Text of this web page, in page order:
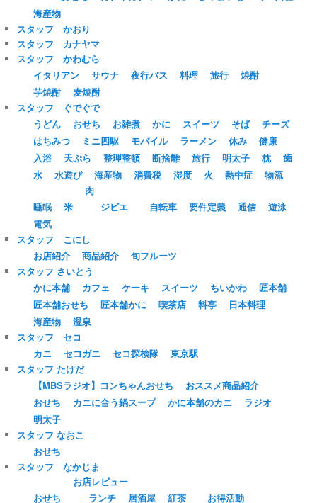
海産物
スタッフ かおり
スタッフ カナヤマ
スタッフ かわむら
イタリアン
サウナ 夜行バス 料理 旅行
焼酎
芋焼酎
麦焼酎
スタッフ ぐでぐで
うどん
おせち お雑煮 かに スイーツ そば
チーズ
はちみつ
ミニ四駆 モバイル ラーメン 休み
健康
入浴
天ぷら 整理整頓 断捨離 旅行 明太子 枕
歯
水
水遊び 海産物 消費税 湿度 火 熱中症 物流
睡眠 米
肉
ジビエ
自転車 要件定義 通信
遊泳
電気
スタッフ こにし
お店紹介
商品紹介
旬フルーツ
スタッフ さいとう
かに本舗
カフェ ケーキ スイーツ ちいかわ
匠本舗
匠本舗おせち
匠本舗かに 喫茶店 料亭
日本料理
海産物
温泉
スタッフ セコ
カニ
セコガニ セコ探検隊
東京駅
スタッフ たけだ
【MBSラジオ】コンちゃんおせち
おススメ商品紹介
おせち
カニに合う鍋スープ かに本舗のカニ
ラジオ
明太子
スタッフ なおこ
おせち
スタッフ なかじま
おせち
お店レビュー
ランチ
居酒屋 紅茶
お得活動